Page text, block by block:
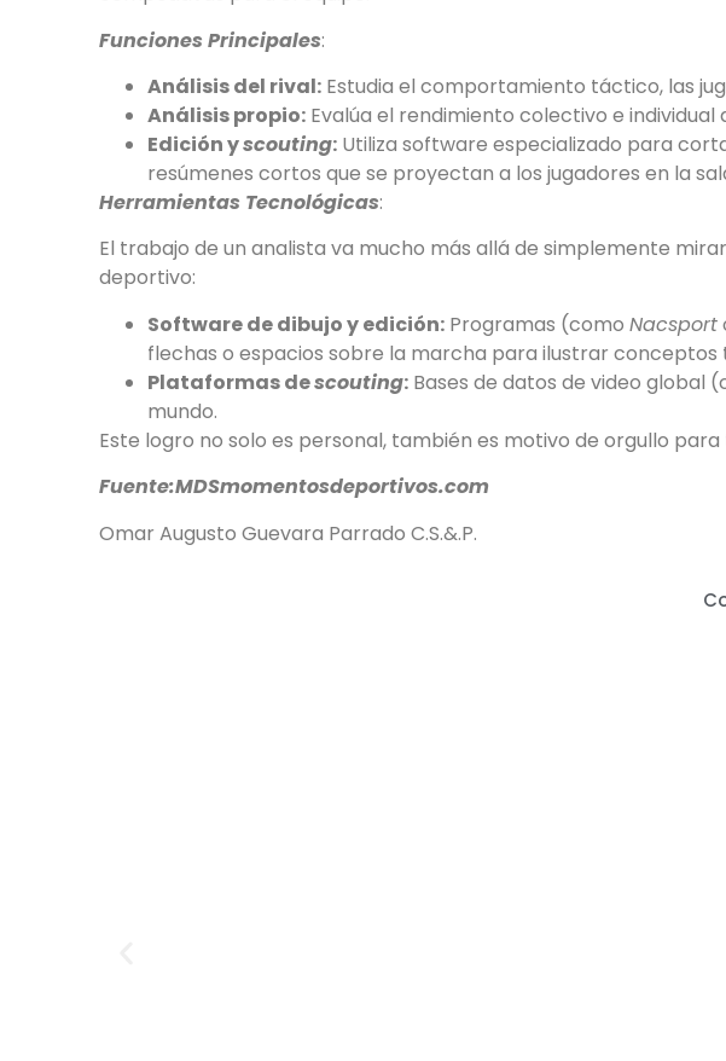
Funciones Principales:
Análisis del rival: Estudia el comportamiento táctico, las
Análisis propio: Evalúa el rendimiento colectivo e
Edición yscouting: Utiliza software especializado para
resúmenes cortos que se proyectan a los jugadores en la
Herramientas Tecnológicas:
El trabajo de un analista va mucho más allá de simplemente
deportivo:
Software de dibujo y edición: Programas (como Nacsport
flechas o espacios sobre la marcha para ilustrar conceptos
Plataformas descouting: Bases de datos de video global
mundo.
Este logro no solo es personal, también es motivo de orgullo
Fuente:MDSmomentosdeportivos.com
Omar Augusto Guevara Parrado C.S.&.P.